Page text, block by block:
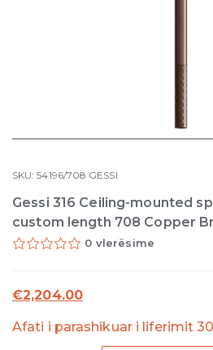
SKU:54196/708 GESSI
Gessi 316 Ceiling-mounted
custom length 708 Copper
0 vlerësime
€2,204.00
Afati i parashikuar i liferimit